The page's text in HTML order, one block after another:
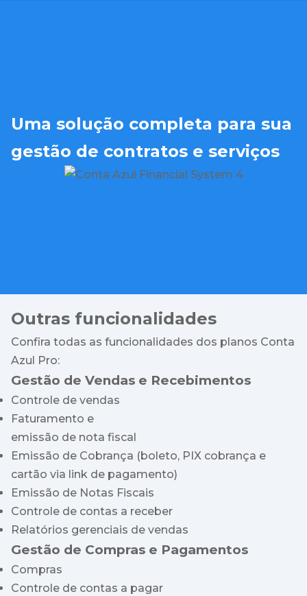
Uma solução completa para sua
gestão de contratos e serviços
Outras funcionalidades
Confira todas as funcionalidades dos planos Conta
Azul Pro:
Gestão de Vendas e Recebimentos
Controle de vendas
Faturamento e
emissão de nota fiscal
Emissão de Cobrança (boleto, PIX cobrança e
cartão via link de pagamento)
Emissão de Notas Fiscais
Controle de contas a receber
Relatórios gerenciais de vendas
Gestão de Compras e Pagamentos
Compras
Controle de contas a pagar